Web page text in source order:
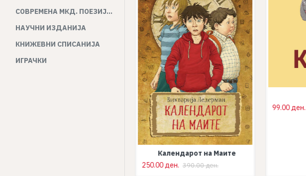
СОВРЕМЕНА МКД. ПОЕЗИЈА И ПРОЗА
НАУЧНИ ИЗДАНИЈА
КНИЖЕВНИ СПИСАНИЈА
ИГРАЧКИ
Календарот на Маите
250.00 ден. 390.00 ден.
99.00 ден.